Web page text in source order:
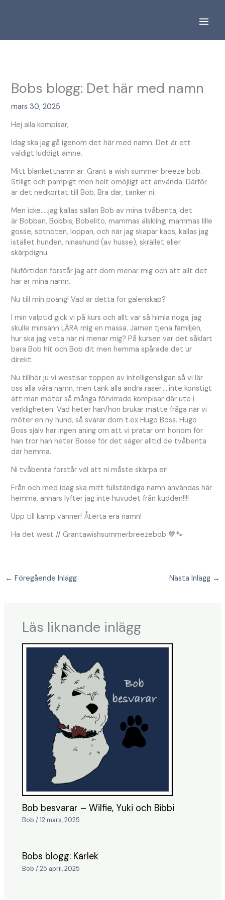
Bobs blogg: Det här med namn
mars 30, 2025
Hej alla kompisar,
Idag ska jag gå igenom det här med namn. Det är ett
väldigt luddigt ämne.
Mitt blankettnamn är: Grant a wish summer breeze bob.
Stiligt och pampigt men helt omöjligt att använda. Därför
är det nedkortat till Bob. Bra där, tänker ni.
Men icke…..jag kallas sällan Bob av mina tvåbenta, det
är Bobban, Bobbis, Bobelito, mammas älskling, mammas lille
gosse, sötnöten, loppan, och när jag skapar kaos, kallas jag
istället hunden, ninashund (av husse), skrället eller
skärpdignu.
Nuförtiden förstår jag att dom menar mig och att allt det
här är mina namn.
Nu till min poäng! Vad är detta för galenskap?
I min valptid gick vi på kurs och allt var så himla noga, jag
skulle minsann LÄRA mig en massa. Jamen tjena familjen,
hur ska jag veta när ni menar mig? På kursen var det såklart
bara Bob hit och Bob dit men hemma spårade det ur
direkt.
Nu tillhör ju vi westisar toppen av intelligensligan så vi lär
oss alla våra namn, men tänk alla andra raser…..inte konstigt
att man möter så många förvirrade kompisar där ute i
verkligheten. Vad heter han/hon brukar matte fråga när vi
möter en ny hund, så svarar dom t.ex Hugo Boss. Hugo
Boss själv har ingen aning om att vi pratar om honom för
han tror han heter Bosse för det säger alltid de tvåbenta
där hemma.
Ni tvåbenta förstår väl att ni måste skärpa er!
Från och med idag ska mitt fullständiga namn användas här
hemma, annars lyfter jag inte huvudet från kudden!!!!
Upp till kamp vänner! Återta era namn!
Ha det west // Grantawishsummerbreezebob 💙🐾
← Föregående Inlägg Nästa Inlägg →
Läs liknande inlägg
Bob besvarar – Wilfie, Yuki och Bibbi
Bob /12 mars, 2025
Bobs blogg: Kärlek
Bob /25 april, 2025